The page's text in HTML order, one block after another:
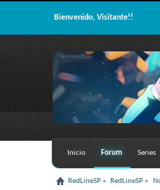
Bienvenido, Visitante!!
Inicio Forum Series
RedLineSP » RedLineSP »